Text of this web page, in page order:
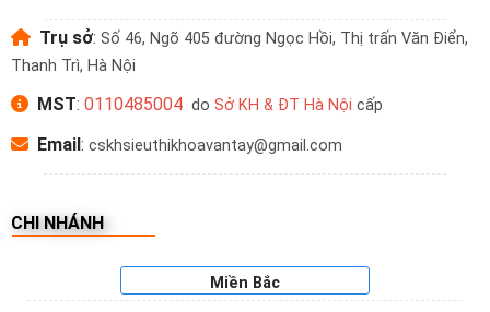
Trụ sở: Số 46, Ngõ 405 đường Ngọc Hồi, Thị trấn Văn Điển,
Thanh Trì, Hà Nội
MST: 0110485004do Sở KH & ĐT Hà Nội cấp
Email: cskhsieuthikhoavantay@gmail.com
CHI NHÁNH
Miền Bắc